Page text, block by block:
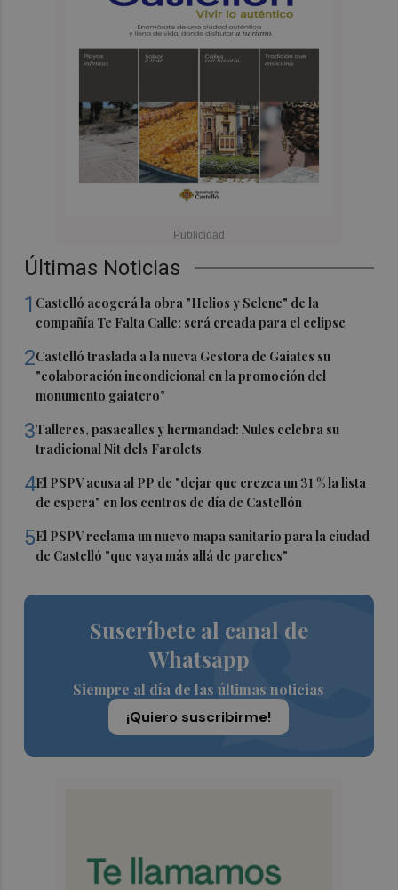
Últimas Noticias
1 Castelló acogerá la obra "Helios y Selene" de la
compañía Te Falta Calle: será creada para el eclipse
2Castelló traslada a la nueva Gestora de Gaiates su
"colaboración incondicional en la promoción del
monumento gaiatero"
3Talleres, pasacalles y hermandad: Nules celebra su
tradicional Nit dels Farolets
4El PSPV acusa al PP de "dejar que crezca un 31 % la lista
de espera" en los centros de día de Castellón
5El PSPV reclama un nuevo mapa sanitario para la ciudad
de Castelló "que vaya más allá de parches"
Suscríbete al canal de
Whatsapp
Siempre al día de las últimas noticias
¡Quiero suscribirme!